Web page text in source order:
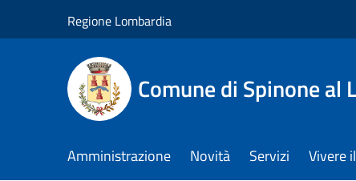
Regione Lombardia
Comune di Spinone al
Amministrazione Novità Servizi Vivere